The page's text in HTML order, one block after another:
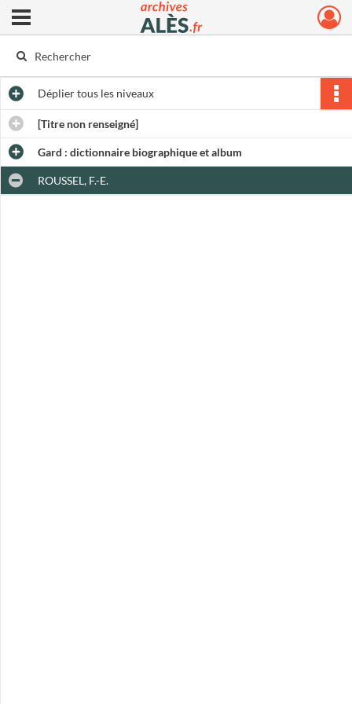
Archives municipales d'Alès
Ouvrir le menu déroulant
Dépliertous les niveaux
[Titre non renseigné]
Gard : dictionnaire biographique et album
ROUSSEL, F.-E.